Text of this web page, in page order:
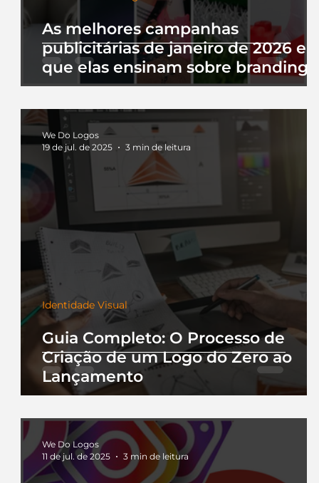
As melhores campanhas
publicitárias de janeiro de 2026 e
que elas ensinam sobre branding
Guia Completo: O Processo de
Criação de um Logo do Zero ao
Lançamento
Identidade Visual
We Do Logos
19 de jul. de 2025
3 min de leitura
We Do Logos
11 de jul. de 2025
3 min de leitura